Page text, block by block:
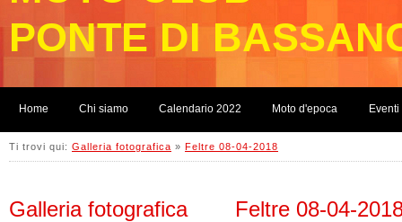
PONTE DI
Home Chi siamo Calendario 2022 Moto d'epoca Eventi
Ti trovi qui: Galleria fotografica » Feltre 08-04-2018
Galleria fotografica Feltre 08-04-